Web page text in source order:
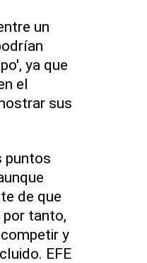
un
ya que
el
sus
puntos
de que
por tanto,
y
EFE